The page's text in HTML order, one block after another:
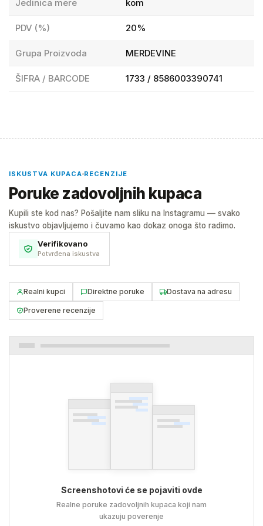
Jedinica mere kom
PDV (%) 20%
Grupa Proizvoda MERDEVINE
ŠIFRA / BARCODE 1733 / 8586003390741
ISKUSTVA KUPACA RECENZIJE
Poruke zadovoljnih kupaca
Kupili ste kod nas? Pošaljite nam sliku na Instagramu — svako
iskustvo objavljujemo i čuvamo kao dokaz onoga što radimo.
Verifikovano
Potvrđena iskustva
Realni kupci Direktne poruke Dostava na adresu
Proverene recenzije
Screenshotovi će se pojaviti ovde
Realne poruke zadovoljnih kupaca koji nam
ukazuju poverenje